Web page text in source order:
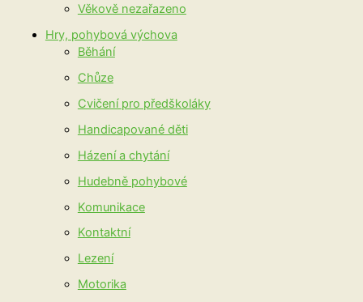
Věkově nezařazeno
Hry, pohybová výchova
Běhání
Chůze
Cvičení pro předškoláky
Handicapované děti
Házení a chytání
Hudebně pohybové
Komunikace
Kontaktní
Lezení
Motorika